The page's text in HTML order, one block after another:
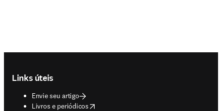
Links úteis
Envie seu artigo
Livros e periódicos
opens in new tab/window